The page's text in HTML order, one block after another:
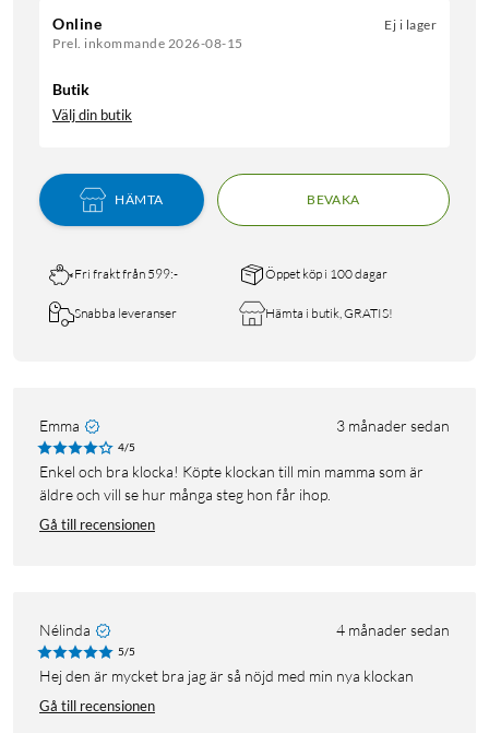
Online
Prel. inkommande 2026-08-15
Ej i lager
Butik
Välj din butik
HÄMTA BEVAKA
Fri frakt från 599:- Öppet köp i 100 dagar
Snabba leveranser Hämta i butik, GRATIS!
Emma 3 månader sedan
4/5
Enkel och bra klocka! Köpte klockan till min mamma som är
äldre och vill se hur många steg hon får ihop.
Gå till recensionen
Nélinda 4 månader sedan
5/5
Hej den är mycket bra jag är så nöjd med min nya klockan
Gå till recensionen